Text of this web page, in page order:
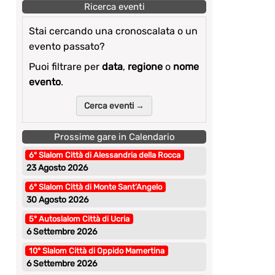
Ricerca eventi
Stai cercando una cronoscalata o un
evento passato?
Puoi filtrare per data, regione o nome
evento.
Cerca eventi →
Prossime gare in Calendario
6° Slalom Città di Alessandria della Rocca
23 Agosto 2026
6° Slalom Città di Monte Sant’Angelo
30 Agosto 2026
5° Autoslalom Città di Ucria
6 Settembre 2026
10° Slalom Città di Oppido Mamertina
6 Settembre 2026